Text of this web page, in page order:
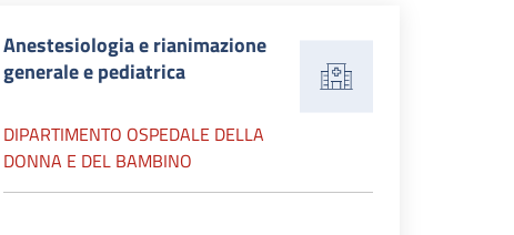
Anestesiologia e rianimazione
generale e pediatrica
DIPARTIMENTO OSPEDALE DELLA
DONNA E DEL BAMBINO